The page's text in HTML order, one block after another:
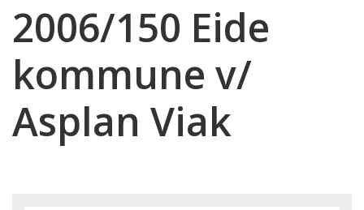
2006/150 Eide
kommune v/
Asplan Viak